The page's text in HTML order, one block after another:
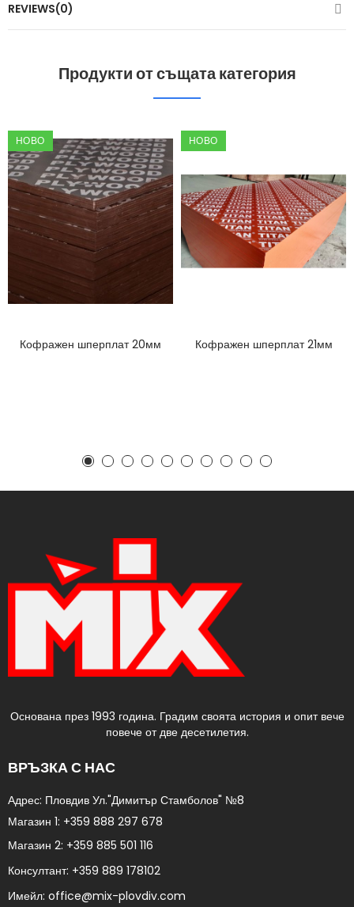
REVIEWS(0)
Продукти от същата категория
НОВО
Кофражен шперплат 20мм
НОВО
Кофражен шперплат 21мм
Основана през 1993 година. Градим своята история и опит вече
повече от две десетилетия.
ВРЪЗКА С НАС
Адрес: Пловдив Ул."Димитър Стамболов" №8​
Магазин 1: +359 888 297 678
Магазин 2: +359 885 501 116
Консултант: +359 889 178102​
Имейл: office@mix-plovdiv.com